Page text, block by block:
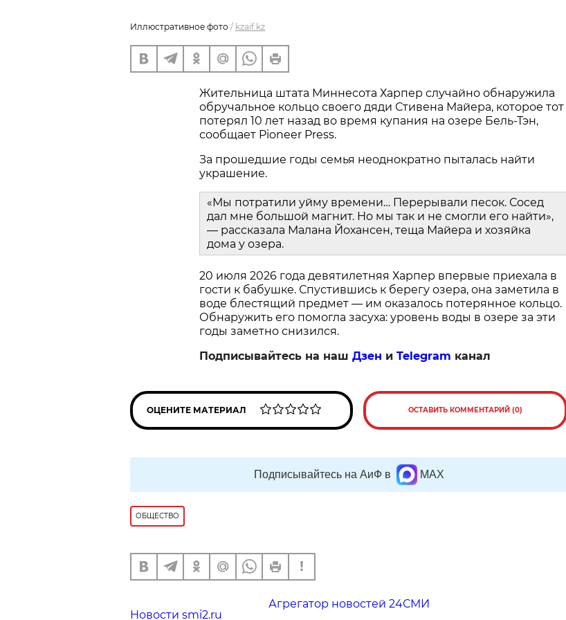
Иллюстративное фото / kzaif.kz
Жительница штата Миннесота Харпер случайно обнаружила
обручальное кольцо своего дяди Стивена Майера, которое тот
потерял 10 лет назад во время купания на озере Бель-Тэн,
сообщает Pioneer Press.
За прошедшие годы семья неоднократно пыталась найти
украшение.
«Мы потратили уйму времени… Перерывали песок. Сосед
дал мне большой магнит. Но мы так и не смогли его найти»,
— рассказала Малана Йохансен, теща Майера и хозяйка
дома у озера.
20 июля 2026 года девятилетняя Харпер впервые приехала в
гости к бабушке. Спустившись к берегу озера, она заметила в
воде блестящий предмет — им оказалось потерянное кольцо.
Обнаружить его помогла засуха: уровень воды в озере за эти
годы заметно снизился.
Подписывайтесь на наш Дзен и Telegram канал
ОЦЕНИТЕ МАТЕРИАЛ ОСТАВИТЬ КОММЕНТАРИЙ (0)
Подписывайтесь на АиФ в MAX
ОБЩЕСТВО
Агрегатор новостей 24СМИ
Новости smi2.ru